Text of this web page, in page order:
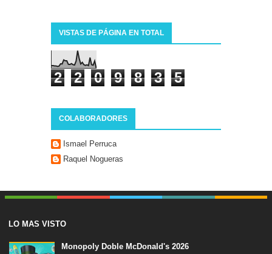
VISTAS DE PÁGINA EN TOTAL
2 2 0 9 8 3 5
COLABORADORES
Ismael Perruca
Raquel Nogueras
LO MAS VISTO
Monopoly Doble McDonald's 2026